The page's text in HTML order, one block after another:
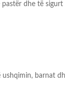
dhe të sigurt
barnat